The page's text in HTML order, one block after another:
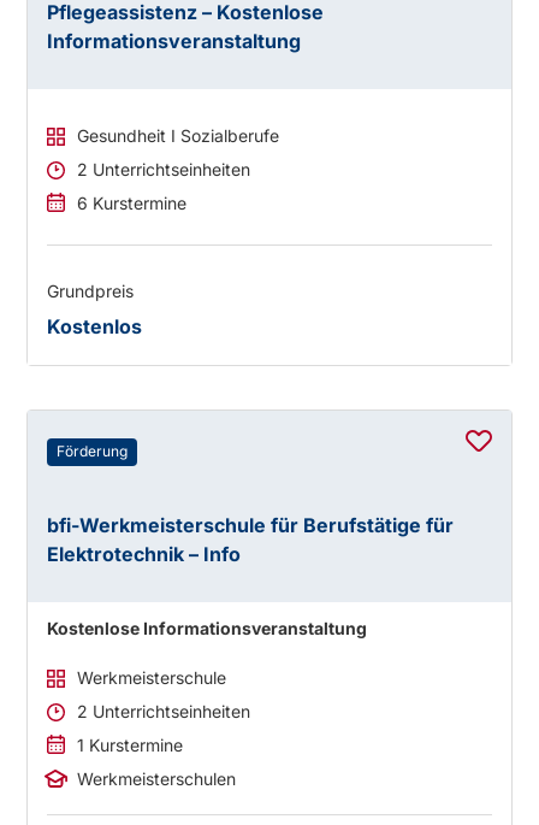
Pflegeassistenz – Kostenlose
Informationsveranstaltung
Gesundheit I Sozialberufe
2 Unterrichtseinheiten
6 Kurstermine
Grundpreis
Kostenlos
Förderung
bfi-Werkmeisterschule für Berufstätige für
Elektrotechnik – Info
Kostenlose Informationsveranstaltung
Werkmeisterschule
2 Unterrichtseinheiten
1 Kurstermine
Werkmeisterschulen